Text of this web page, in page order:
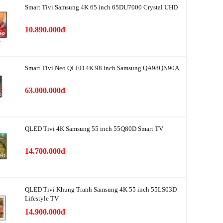
sản phẩm
Phòng 60 m²
467 m³/giờ
Màng lọc bụi siêu mịn; Màng lọc than hoạt
tính; Màng lọc thô
Smart Tivi Samsung 4K 65 inch 65DU7000 Crystal UHD
10.890.000đ
Smart Tivi Neo QLED 4K 98 inch Samsung QA98QN90A
63.000.000đ
QLED Tivi 4K Samsung 55 inch 55Q80D Smart TV
14.700.000đ
QLED Tivi Khung Tranh Samsung 4K 55 inch 55LS03D
Lifestyle TV
14.900.000đ